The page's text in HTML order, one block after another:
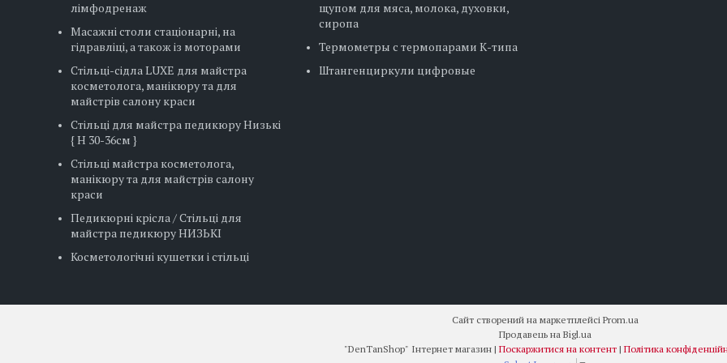
лімфодренаж
Масажні столи стаціонарні, на
гідравліці, а також із моторами
Стільці-сідла LUXE для майстра
косметолога, манікюру та для
майстрів салону краси
Стільці для майстра педикюру Низькі
{ H 30-36см }
Стільці майстра косметолога,
манікюру та для майстрів салону
краси
Педикюрні крісла / Стільці для
майстра педикюру НИЗЬКІ
Косметологічні кушетки і стільці
щупом для мяса, молока, духовки,
сиропа
Термометры с термопарами К-типа
Штангенциркули цифровые
Сайт створений на маркетплейсі Prom.ua
Продавець на Bigl.ua
"DenTanShop" Інтернет магазин | Поскаржитися на контент | Політика